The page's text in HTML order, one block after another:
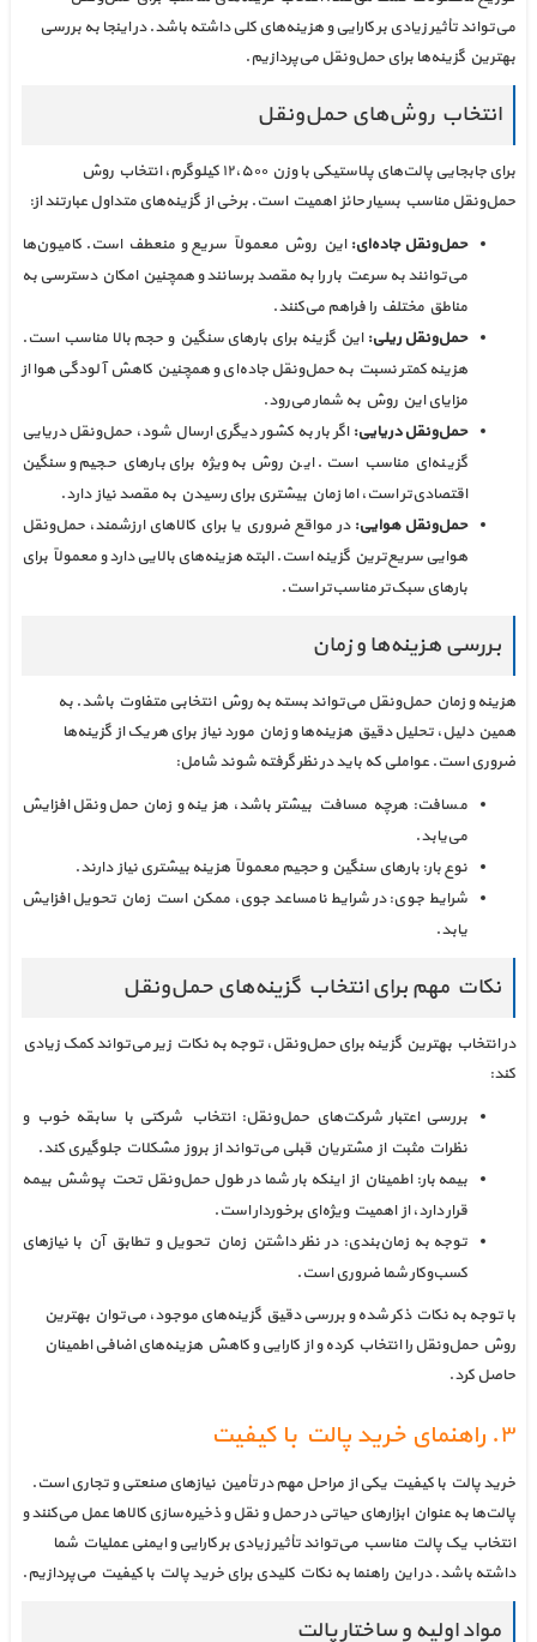
می‌تواند تأثیر زیادی بر کارایی و هزینه‌های کلی داشته باشد. در اینجا به بررسی
بهترین گزینه‌ها برای حمل‌ونقل می‌پردازیم.
انتخاب روش‌های حمل‌ونقل
برای جابجایی پالت‌های پلاستیکی با وزن ۱۲،۵۰۰ کیلوگرم، انتخاب روش
حمل‌ونقل مناسب بسیار حائز اهمیت است. برخی از گزینه‌های متداول عبارتند از:
حمل‌ونقل جاده‌ای: این روش معمولاً سریع و منعطف است. کامیون‌ها
می‌توانند به سرعت بار را به مقصد برسانند و همچنین امکان دسترسی به
مناطق مختلف را فراهم می‌کنند.
حمل‌ونقل ریلی: این گزینه برای بارهای سنگین و حجم بالا مناسب است.
هزینه کمتر نسبت به حمل‌ونقل جاده‌ای و همچنین کاهش آلودگی هوا از
مزایای این روش به شمار می‌رود.
حمل‌ونقل دریایی: اگر بار به کشور دیگری ارسال شود، حمل‌ونقل دریایی
گزینه‌ای مناسب است. این روش به‌ویژه برای بارهای حجیم و سنگین
اقتصادی‌تر است، اما زمان بیشتری برای رسیدن به مقصد نیاز دارد.
حمل‌ونقل هوایی: در مواقع ضروری یا برای کالاهای ارزشمند، حمل‌ونقل
هوایی سریع‌ترین گزینه است. البته هزینه‌های بالایی دارد و معمولاً برای
بارهای سبک‌تر مناسب‌تر است.
بررسی هزینه‌ها و زمان
هزینه و زمان حمل‌ونقل می‌تواند بسته به روش انتخابی متفاوت باشد. به
همین دلیل، تحلیل دقیق هزینه‌ها و زمان مورد نیاز برای هر یک از گزینه‌ها
ضروری است. عواملی که باید در نظر گرفته شوند شامل:
مسافت: هرچه مسافت بیشتر باشد، هزینه و زمان حمل‌ونقل افزایش
می‌یابد.
نوع بار: بارهای سنگین و حجیم معمولاً هزینه بیشتری نیاز دارند.
شرایط جوی: در شرایط نامساعد جوی، ممکن است زمان تحویل افزایش
یابد.
نکات مهم برای انتخاب گزینه‌های حمل‌ونقل
در انتخاب بهترین گزینه برای حمل‌ونقل، توجه به نکات زیر می‌تواند کمک زیادی
کند:
بررسی اعتبار شرکت‌های حمل‌ونقل: انتخاب شرکتی با سابقه خوب و
نظرات مثبت از مشتریان قبلی می‌تواند از بروز مشکلات جلوگیری کند.
بیمه بار: اطمینان از اینکه بار شما در طول حمل‌ونقل تحت پوشش بیمه
قرار دارد، از اهمیت ویژه‌ای برخوردار است.
توجه به زمان‌بندی: در نظر داشتن زمان تحویل و تطابق آن با نیازهای
کسب‌وکار شما ضروری است.
با توجه به نکات ذکر شده و بررسی دقیق گزینه‌های موجود، می‌توان بهترین
روش حمل‌ونقل را انتخاب کرده و از کارایی و کاهش هزینه‌های اضافی اطمینان
حاصل کرد.
۳. راهنمای خرید پالت با کیفیت
خرید پالت با کیفیت یکی از مراحل مهم در تأمین نیازهای صنعتی و تجاری است.
پالت‌ها به عنوان ابزارهای حیاتی در حمل و نقل و ذخیره‌سازی کالاها عمل می‌کنند و
انتخاب یک پالت مناسب می‌تواند تأثیر زیادی بر کارایی و ایمنی عملیات شما
داشته باشد. در این راهنما به نکات کلیدی برای خرید پالت با کیفیت می‌پردازیم.
مواد اولیه و ساختار پالت